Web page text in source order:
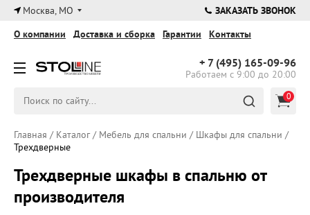
×
Москва, МО ЗАКАЗАТЬ ЗВОНОК
+ 7 (495) 165-09-96
Работаем с 9:00 до 20:00
О компании Доставка и сборка Гарантии Контакты
0
Главная / Каталог/ Мебель для спальни / Шкафы для спальни /
Трехдверные
Трехдверные шкафы в спальню от
производителя